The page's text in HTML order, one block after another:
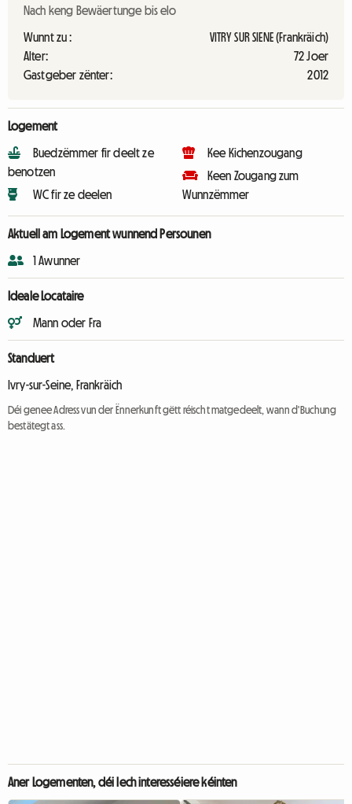
Nach keng Bewäertunge bis elo
Wunnt zu :
VITRY SUR SIENE (Frankräich)
Alter:
72 Joer
Gastgeber zënter:
2012
Logement
Buedzëmmer fir deelt ze
benotzen
WC fir ze deelen
Kee Kichenzougang
Keen Zougang zum
Wunnzëmmer
Aktuell am Logement wunnend Persounen
1 Awunner
Ideale Locataire
Mann oder Fra
Standuert
Ivry-sur-Seine, Frankräich
Déi genee Adress vun der Ënnerkunft gëtt réischt matgedeelt, wann d'Buchung
bestätegt ass.
Aner Logementen, déi Iech interesséiere kéinten